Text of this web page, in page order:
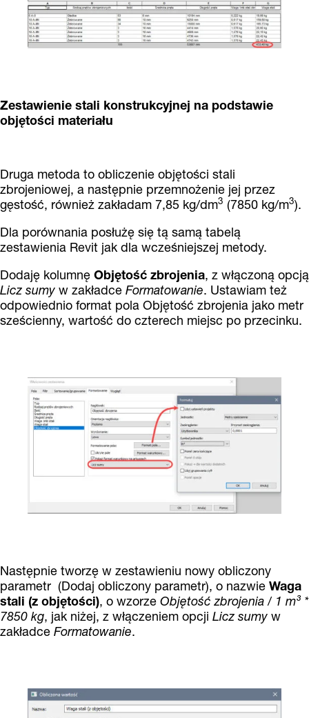
Zestawienie stali konstrukcyjnej na podstawie
objętości materiału
Druga metoda to obliczenie objętości stali
zbrojeniowej, a następnie przemnożenie jej przez
gęstość, również zakładam 7,85 kg/dm3 (7850 kg/m3).
Dla porównania posłużę się tą samą tabelą
zestawienia Revit jak dla wcześniejszej metody.
Dodaję kolumnę Objętość zbrojenia, z włączoną opcją
Licz sumy w zakładce Formatowanie. Ustawiam też
odpowiednio format pola Objętość zbrojenia jako metr
sześcienny, wartość do czterech miejsc po przecinku.
Następnie tworzę w zestawieniu nowy obliczony
parametr (Dodaj obliczony parametr), o nazwie Waga
stali (z objętości), o wzorze Objętość zbrojenia / 1 m³ *
7850 kg, jak niżej, z włączeniem opcji Licz sumy w
zakładce Formatowanie.